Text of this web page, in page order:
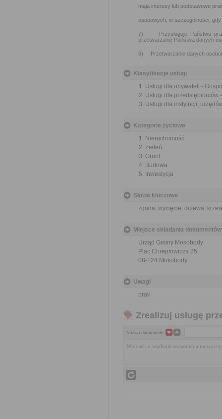
mają interesy lub podstawowe
osobowych, w szczególności,
7) Przysługuje Państwu
przetwarzanie Państwa danych
8) Przetwarzanie danych
Klasyfikacje usługi
Usługi dla obywateli -
Usługi dla przedsiębiorców
Usługi dla instytucji,
Kategorie życiowe
Nieruchomość
Zieleń
Grunt
Budowa
Inwestycja
Słowa kluczowe
zgoda, wycięcie, drzewa,
Miejsce składania dokumentów
Urząd Gminy Mokobody
Plac Chreptowicza 25
08-124 Mokobody
Uwagi
brak
Zrealizuj usługę
Nazwa dokumentu
Wniosek o wydanie zezwolenia na